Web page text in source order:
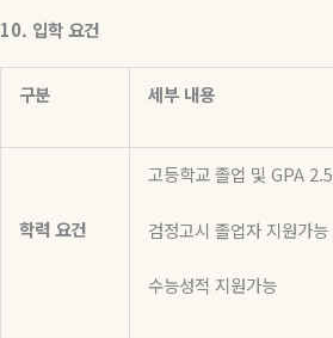
10. 입학요건
구분 세부 내용
학력 요건
고등학교 졸업 및 GPA 2.5
검정고시 졸업자 지원가능
수능성적 지원가능